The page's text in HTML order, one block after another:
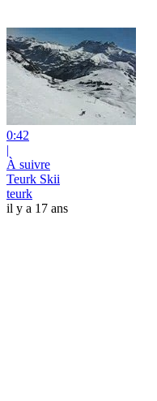
0:42
|
À suivre
Teurk Skii
teurk
il y a 17 ans